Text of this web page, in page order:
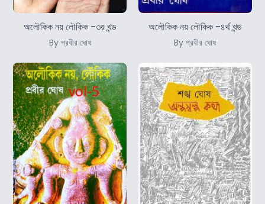
অলৌকিক নয় লৌকিক -৩য় খন্ড
By প্রবীর ঘোষ
অলৌকিক নয় লৌকিক -৪র্থ খন্ড
By প্রবীর ঘোষ